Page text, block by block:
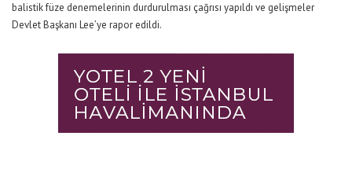
balistik füze denemelerinin durdurulması çağrısı yapıldı ve gelişmeler
Devlet Başkanı Lee’ye rapor edildi.